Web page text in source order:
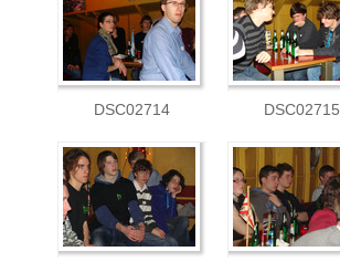
DSC02714 DSC02715